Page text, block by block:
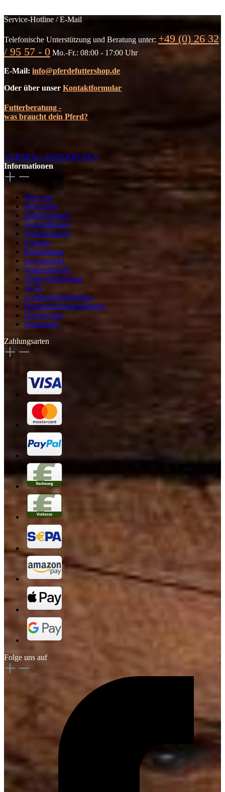
Service-Hotline / E-Mail
Telefonische Unterstützung und Beratung unter: +49 (0) 26 32
/ 95 57 - 0 Mo.-Fr.: 08:00 - 17:00 Uhr
E-Mail: info@pferdefuttershop.de
Oder über unser Kontaktformular
Futterberatung -
was braucht dein Pferd?
VERTRAG WIDERRUFEN
Informationen
Über uns
Newsletter
Zahlungsarten
Versandkosten
Futterberatung
Kontakt
Reklamation
Gewinnspiel
Widerrufsrecht
Widerrufsformular
AGB
Cookie-Einstellungen
Barrierefreiheitserklärung
Datenschutz
Impressum
Zahlungsarten
Folge uns auf